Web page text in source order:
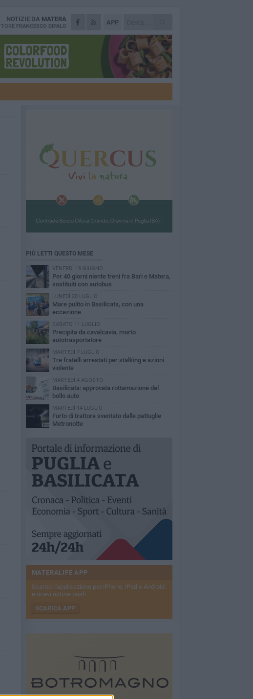
APP
NOTIZIE DA MATERA
FRANCESCO DIPALO
PIÙ LETTI QUESTO MESE
VENERDÌ 19 GIUGNO
Per 40 giorni niente treni fra Bari e Matera,
sostituiti con autobus
LUNEDÌ 20 LUGLIO
Mare pulito in Basilicata, con una
eccezione
SABATO 11 LUGLIO
Precipita da cavalcavia, morto
autotrasportatore
MARTEDÌ 7 LUGLIO
Tre fratelli arrestati per stalking e azioni
violente
MARTEDÌ 4 AGOSTO
Basilicata: approvata rottamazione del
bollo auto
MARTEDÌ 14 LUGLIO
Furto di trattore sventato dalle pattuglie
Metronotte
MATERALIFE APP
Scarica l'applicazione per iPhone, iPad e Android
e ricevi notizie push
SCARICA APP